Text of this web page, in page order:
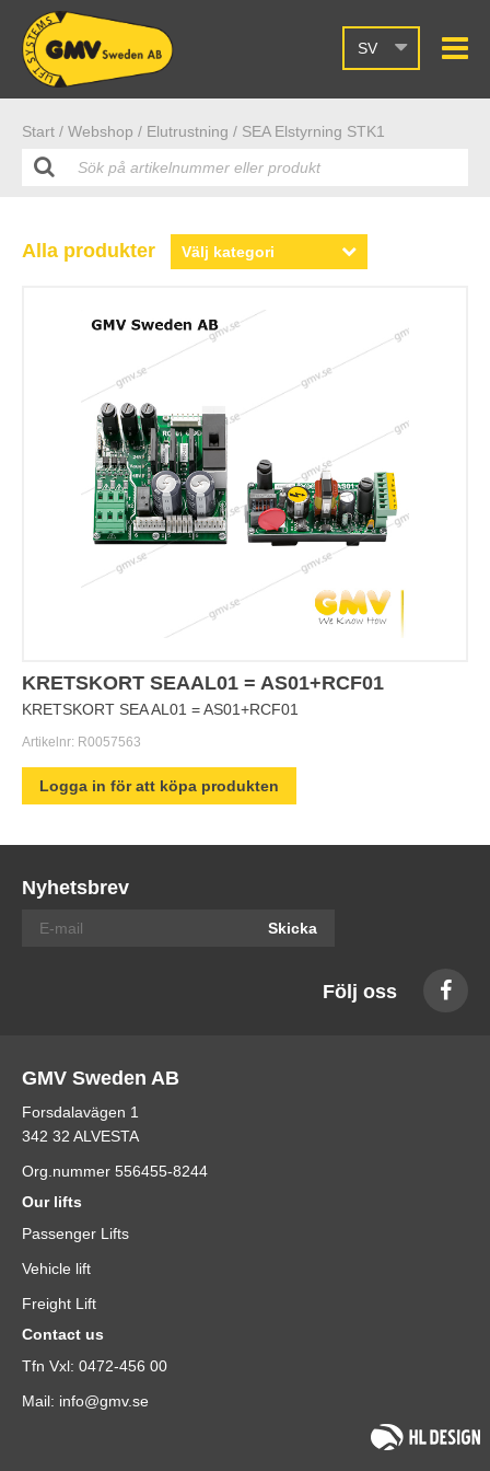
SV
Start / Webshop / Elutrustning / SEA Elstyrning STK1
Alla produkter
KRETSKORT SEAAL01 = AS01+RCF01
KRETSKORT SEA AL01 = AS01+RCF01
Artikelnr: R0057563
Logga in för att köpa produkten
Nyhetsbrev
Skicka
Följ oss
GMV Sweden AB
Forsdalavägen 1
342 32 ALVESTA
Org.nummer 556455-8244
Our lifts
Passenger Lifts
Vehicle lift
Freight Lift
Contact us
Tfn Vxl: 0472-456 00
Mail: info@gmv.se